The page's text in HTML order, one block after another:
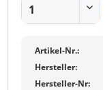
Artikel-Nr.:
Hersteller:
Hersteller-Nr: